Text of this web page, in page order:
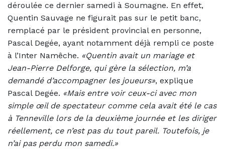
déroulée ce dernier samedi à Soumagne. En effet,
Quentin Sauvage ne figurait pas sur le petit banc,
remplacé par le président provincial en personne,
Pascal Degée, ayant notamment déjà rempli ce poste
à l’Inter Namêche. «Quentin avait un mariage et
Jean-Pierre Delforge, qui gère la sélection, m’a
demandé d’accompagner les joueurs», explique
Pascal Degée. «Mais entre voir ceux-ci avec mon
simple œil de spectateur comme cela avait été le cas
à Tenneville lors de la deuxième journée et les diriger
réellement, ce n’est pas du tout pareil. Toutefois, je
n’ai pas perdu mon samedi.»